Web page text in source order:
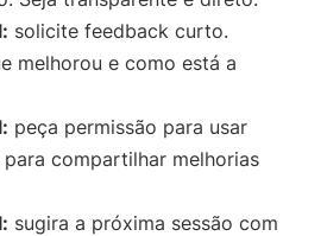
solicite feedback curto.
melhorou e como está a
peça permissão para usar
compartilhar melhorias
sugira a próxima sessão com